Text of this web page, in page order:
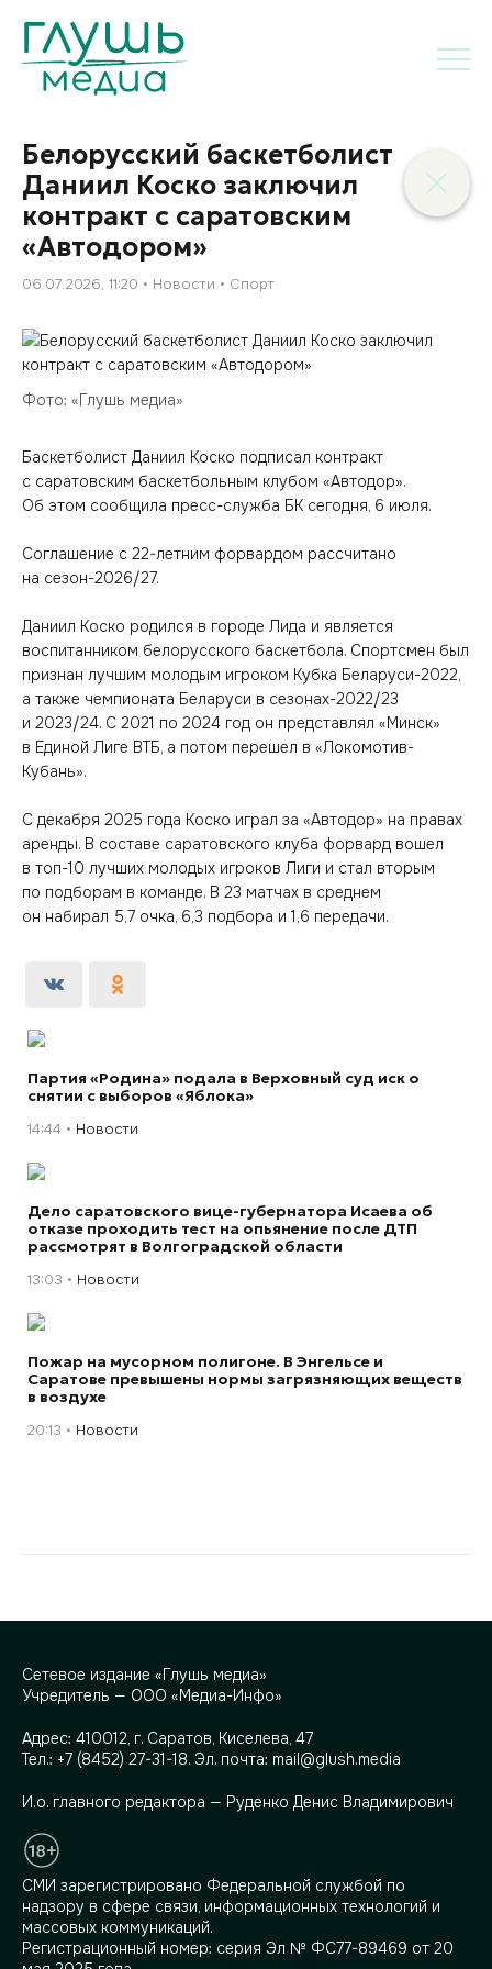
Белорусский баскетболист
Даниил Коско заключил
контракт с саратовским
«Автодором»
06.07.2026, 11:20 Новости Спорт
Фото: «Глушь медиа»
Баскетболист Даниил Коско подписал контракт
с саратовским баскетбольным клубом «Автодор».
Об этом сообщила пресс-служба БК сегодня, 6 июля.
Соглашение с 22-летним форвардом рассчитано
на сезон-2026/27.
Даниил Коско родился в городе Лида и является
воспитанником белорусского баскетбола. Спортсмен был
признан лучшим молодым игроком Кубка Беларуси-2022,
а также чемпионата Беларуси в сезонах-2022/23
и 2023/24. С 2021 по 2024 год он представлял «Минск»
в Единой Лиге ВТБ, а потом перешел в «Локомотив-
Кубань».
С декабря 2025 года Коско играл за «Автодор» на правах
аренды. В составе саратовского клуба форвард вошел
в топ-10 лучших молодых игроков Лиги и стал вторым
по подборам в команде. В 23 матчах в среднем
он набирал 5,7 очка, 6,3 подбора и 1,6 передачи.
Партия «Родина» подала в Верховный суд иск о
снятии с выборов «Яблока»
14:44 Новости
Дело саратовского вице-губернатора Исаева об
отказе проходить тест на опьянение после ДТП
рассмотрят в Волгоградской области
13:03 Новости
Пожар на мусорном полигоне. В Энгельсе и
Саратове превышены нормы загрязняющих веществ
в воздухе
20:13 Новости
Сетевое издание «Глушь медиа»
Учредитель — ООО «Медиа-Инфо»
Адрес: 410012, г. Саратов, Киселева, 47
Тел.: +7 (8452) 27-31-18. Эл. почта: mail@glush.media
И.о. главного редактора — Руденко Денис Владимирович
СМИ зарегистрировано Федеральной службой по
надзору в сфере связи, информационных технологий и
массовых коммуникаций.
Регистрационный номер: серия Эл № ФС77-89469 от 20